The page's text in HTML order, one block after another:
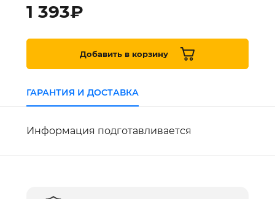
1 393₽
Добавить в корзину
ГАРАНТИЯ И ДОСТАВКА
Информация подготавливается